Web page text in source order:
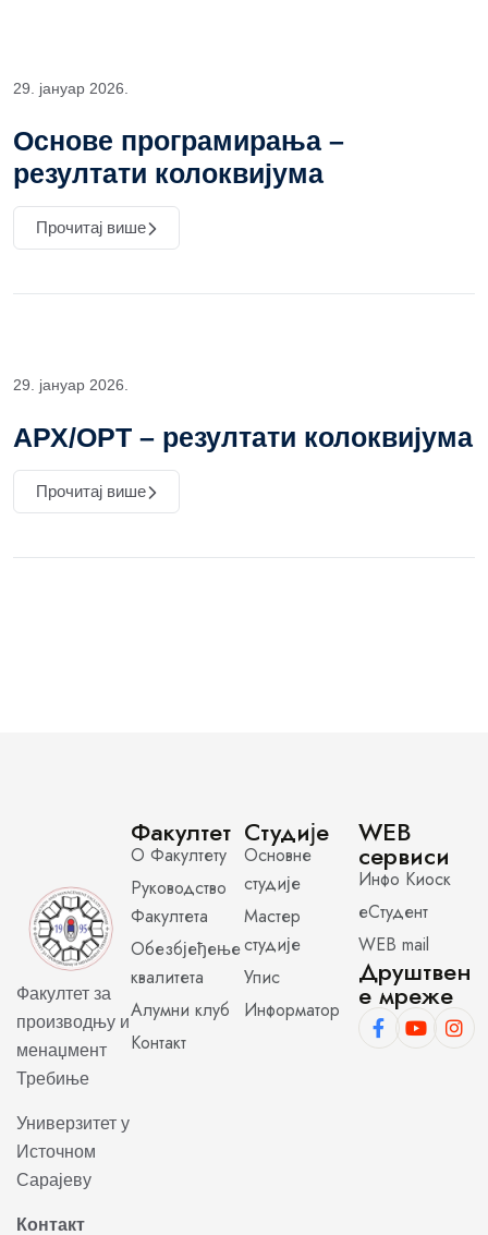
29. јануар 2026.
Основе програмирања –
резултати колоквијума
Прочитај више
29. јануар 2026.
АРХ/ОРТ – резултати колоквијума
Прочитај више
Факултет за
производњу и
менаџмент
Требиње
Универзитет у
Источном
Сарајеву
Контакт
Факултет
О Факултету
Руководство
Факултета
Обезбјеђење
квалитета
Алумни клуб
Контакт
Студије
Основне
студије
Мастер
студије
Упис
Информатор
WEB
сервиси
Инфо Киоск
еСтудент
WEB mail
Друштвен
е мреже